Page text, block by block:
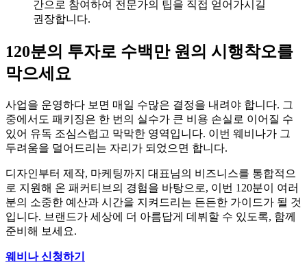
간으로 참여하여 전문가의 팁을 직접 얻어가시길
권장합니다.
120분의 투자로 수백만 원의 시행착오를
막으세요
사업을 운영하다 보면 매일 수많은 결정을 내려야 합니다. 그
중에서도 패키징은 한 번의 실수가 큰 비용 손실로 이어질 수
있어 유독 조심스럽고 막막한 영역입니다. 이번 웨비나가 그
두려움을 덜어드리는 자리가 되었으면 합니다.
디자인부터 제작, 마케팅까지 대표님의 비즈니스를 통합적으
로 지원해 온 패커티브의 경험을 바탕으로, 이번 120분이 여러
분의 소중한 예산과 시간을 지켜드리는 든든한 가이드가 될 것
입니다. 브랜드가 세상에 더 아름답게 데뷔할 수 있도록, 함께
준비해 보세요.
웨비나 신청하기